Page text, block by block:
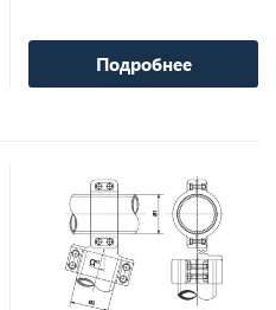
Подробнее